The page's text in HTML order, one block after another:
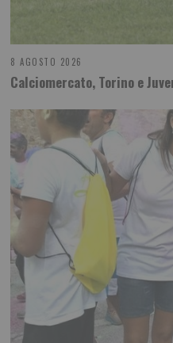
8 AGOSTO 2026
Calciomercato, Torino e